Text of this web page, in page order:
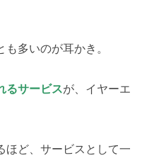
多いのが耳かき。
るサービスが、イヤーエ
ほど、サービスとして一